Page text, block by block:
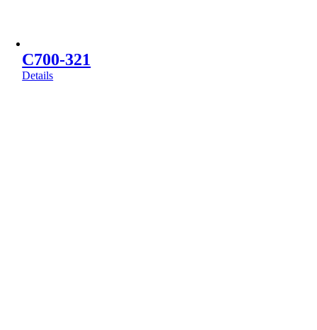
C700-321
Details